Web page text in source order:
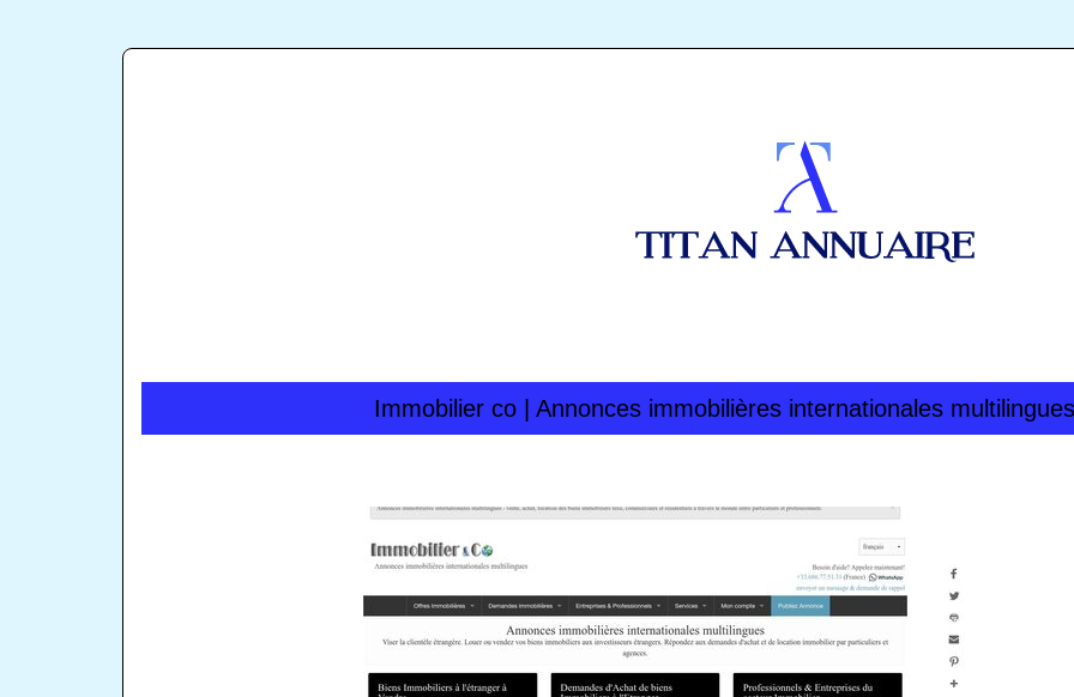
Immobilier co | Annonces im­mobi­lières in­ter­nationa­les